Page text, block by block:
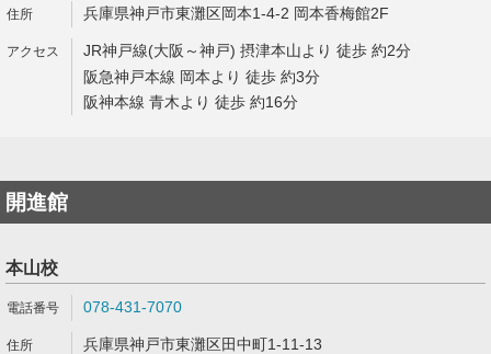
兵庫県神戸市東灘区岡本1-4-2 岡本香梅館2F
JR神戸線(大阪～神戸) 摂津本山より 徒歩 約2分
阪急神戸本線 岡本より 徒歩 約3分
阪神本線 青木より 徒歩 約16分
開進館
本山校
078-431-7070
兵庫県神戸市東灘区田中町1-11-13